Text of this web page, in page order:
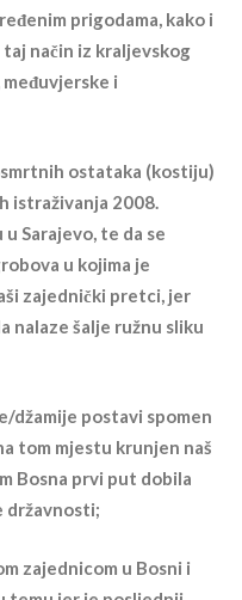
prigodama, kako i
taj način iz kraljevskog
i
ostataka (kostiju)
istraživanja 2008.
Sarajevo, te da se
u kojima je
zajednički pretci, jer
nalaze šalje ružnu sliku
džamije postavi spomen
tom mjestu krunjen naš
Bosna prvi put dobila
državnosti;
zajednicom u Bosni i